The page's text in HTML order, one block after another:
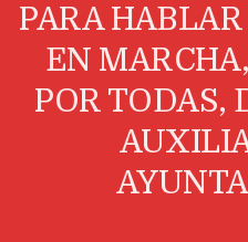
PARA
EN
POR TODAS,